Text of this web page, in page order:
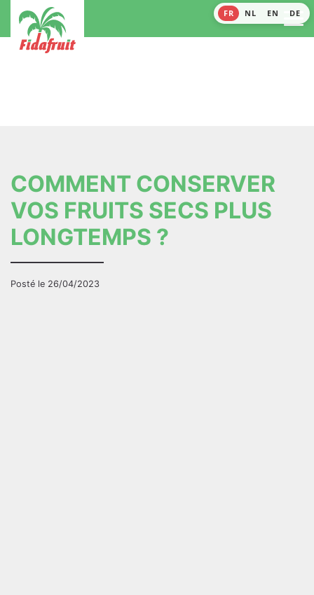
FR NL EN DE
COMMENT CONSERVER
VOS FRUITS SECS PLUS
LONGTEMPS ?
Posté le 26/04/2023